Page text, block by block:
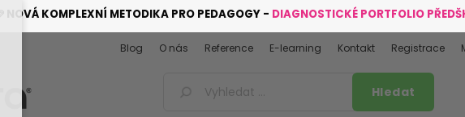
🩷 NOVÁ KOMPLEXNÍ METODIKA PRO PEDAGOGY - DIAGNOSTICKÉ PORTFOLIO
Blog O nás Reference E-learning Kontakt Registrace